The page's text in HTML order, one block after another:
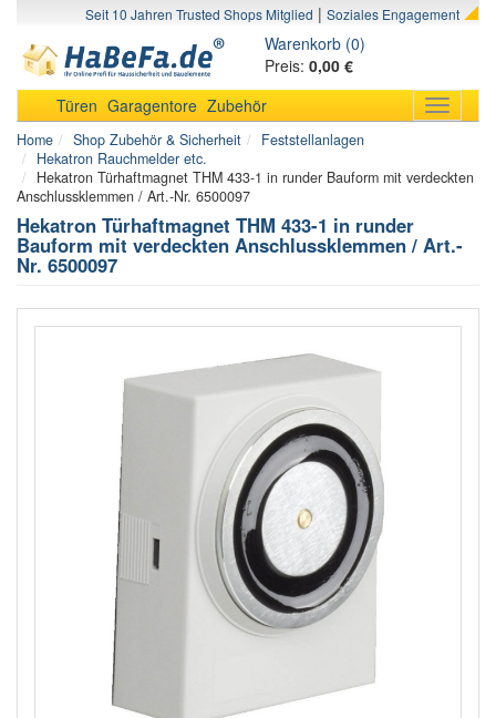
Seit 10 Jahren Trusted Shops Mitglied | Soziales Engagement
Warenkorb (0)
Preis: 0,00 €
Toggle
Türen Garagentore Zubehör
Home Shop Zubehör & Sicherheit
Feststellanlagen
Hekatron Rauchmelder etc.
Hekatron Türhaftmagnet THM 433-1 in runder Bauform mit verdeckten
Anschlussklemmen / Art.-Nr. 6500097
Hekatron Türhaftmagnet THM 433-1 in runder
Bauform mit verdeckten Anschlussklemmen / Art.-
Nr. 6500097